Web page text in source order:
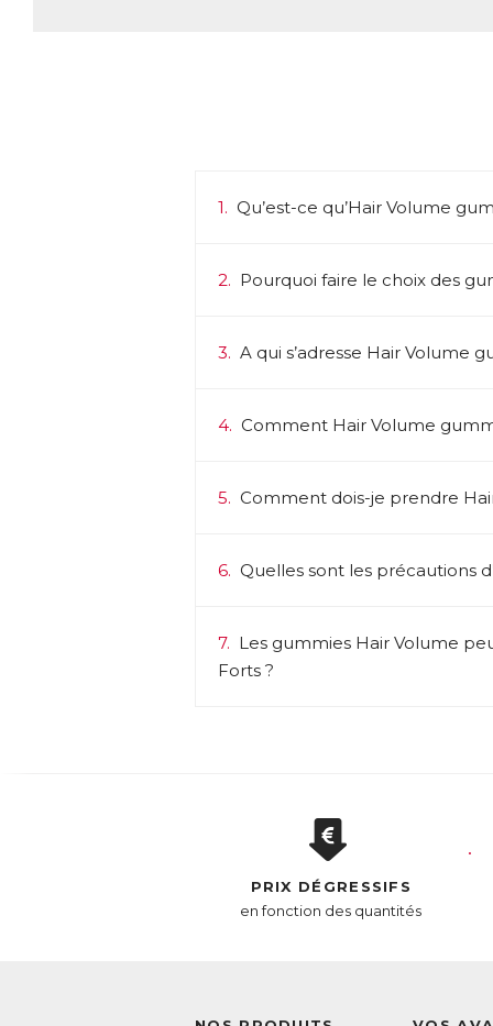
1. Qu’est-ce qu’Hair Volume
2. Pourquoi faire le choix des
3. A qui s’adresse Hair Volume
4. Comment Hair Volume
5. Comment dois-je prendre
6. Quelles sont les précautions
7. Les gummies Hair Volume
Forts ?
PRIX DÉGRESSIFS
en fonction des quantités